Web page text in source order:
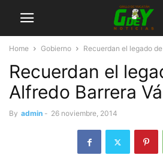
Home Gobierno Recuerdan el legado
Recuerdan el
Alfredo Barrera
By admin - 26 noviembre, 2014